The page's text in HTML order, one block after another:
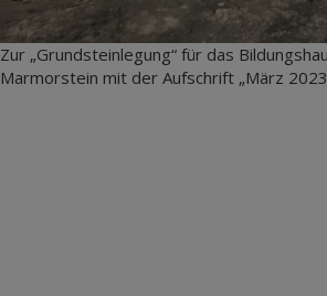
Zur „Grundsteinlegung“ für das
Marmorstein mit der Aufschrift „März